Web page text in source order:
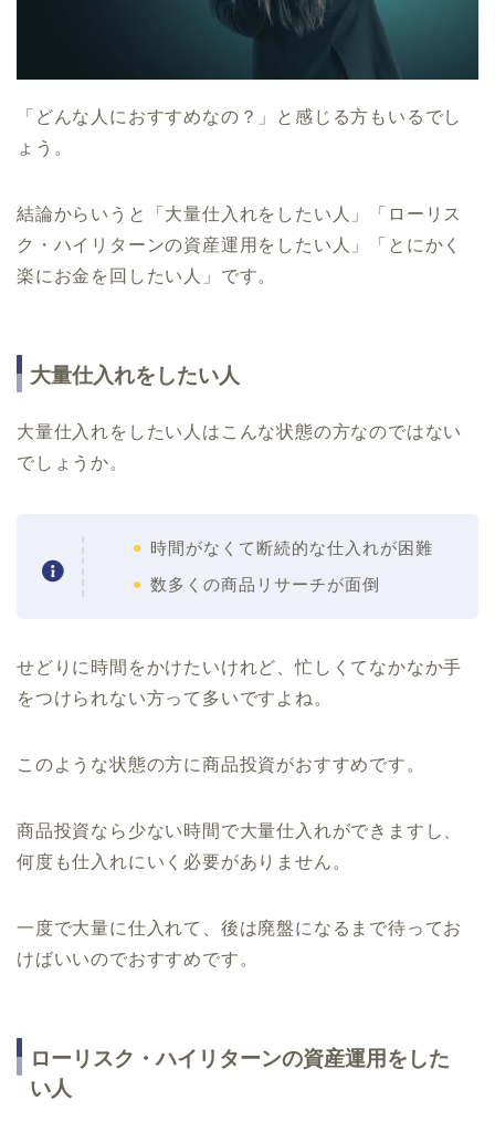
「どんな人におすすめなの？」と感じる方もいるでし
ょう。
結論からいうと「大量仕入れをしたい人」「ローリス
ク・ハイリターンの資産運用をしたい人」「とにかく
楽にお金を回したい人」です。
大量仕入れをしたい人
大量仕入れをしたい人はこんな状態の方なのではない
でしょうか。
時間がなくて断続的な仕入れが困難
数多くの商品リサーチが面倒
せどりに時間をかけたいけれど、忙しくてなかなか手
をつけられない方って多いですよね。
このような状態の方に商品投資がおすすめです。
商品投資なら少ない時間で大量仕入れができますし、
何度も仕入れにいく必要がありません。
一度で大量に仕入れて、後は廃盤になるまで待ってお
けばいいのでおすすめです。
ローリスク・ハイリターンの資産運用をした
い人